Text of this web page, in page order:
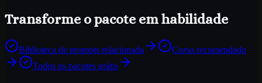
Transforme o pacote em habilidade
Biblioteca de prompts relacionada
Curso recomendado
Todos os pacotes grátis